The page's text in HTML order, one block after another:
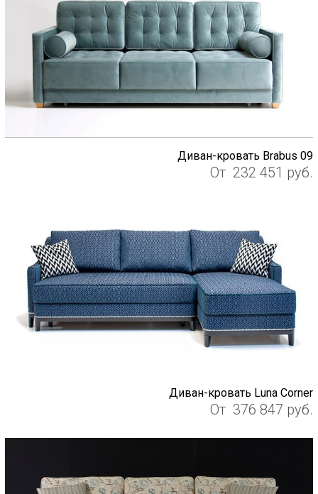
Диван-кровать Brabus 09
От 232 451 руб.
Диван-кровать Luna Corner
От 376 847 руб.